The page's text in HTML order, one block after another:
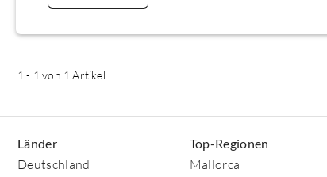
1 - 1 von 1 Artikel
Länder
Deutschland
Top-Regionen
Mallorca